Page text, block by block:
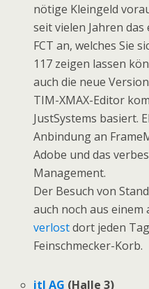
nötige Kleingeld
seit vielen Jahren
FCT an, welches Sie
117 zeigen lassen
auch die neue
TIM-XMAX-Editor
JustSystems basiert.
Anbindung an
Adobe und das
Management.
Der Besuch von
auch noch aus einem
verlostdort jeden
Feinschmecker-Korb.
itl AG (Halle 3)